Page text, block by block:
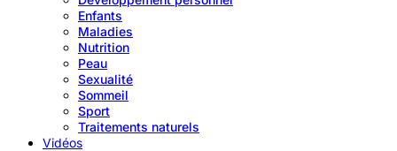
Enfants
Maladies
Nutrition
Peau
Sexualité
Sommeil
Sport
Traitements naturels
Vidéos